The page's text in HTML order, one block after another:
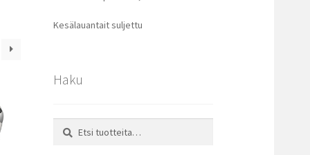
Kesälauantait suljettu
Haku
Etsi:
Haku